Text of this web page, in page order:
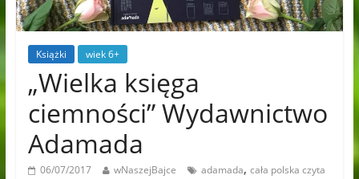
Książki wiek 6+
„Wielka księga
ciemności” Wydawnictwo
Adamada
06/07/2017 wNaszejBajce adamada, cała polska czyta